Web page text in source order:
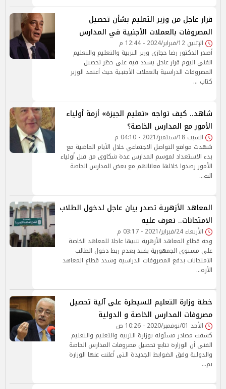
قرار عاجل من وزير التعليم بشأن تحصيل
المصروفات بالعملات الأجنبية في المدارس
الإثنين 12/فبراير/2024 - 12:44 م
أصدر الدكتور رضا حجازي وزير التربية والتعليم والتعليم
الفني اليوم قرار عاجل يشدد فيه على حظر تحصيل
المصروفات الدراسية بالعملات الأجنبية حيث أعتمد الوزير
كتاب …
شاهد.. كيف تواجه «تعليم الجيزة» أزمة أولياء
الأمور مع المدارس الخاصة؟
السبت 18/سبتمبر/2021 - 04:10 م
شهدت مواقع التواصل الاجتماعي خلال الأيام الماضية مع
بدء الاستعداد لموسم المدارس عدة شكاوى من قبل أولياء
الأمور رصدوا خلالها معاناتهم مع بعض المدارس الخاصة
الت…
المعاهد الأزهرية تصدر بيان عاجل لدخول الطلاب
الامتحانات.. تعرف عليه
الأربعاء 24/فبراير/2021 - 03:17 م
وجه قطاع المعاهد الأزهرية تنبيها عاجلا للمعاهد الخاصة
على مستوى الجمهورية يفيد بعدم ربط دخول الطالب
الامتحانات بدفع المصروفات الدراسية وشدد قطاع المعاهد
الأزه…
خطة وزارة التعليم للسيطرة على آلية تحصيل
مصروفات المدارس الخاصة و الدولية
الأحد 01/نوفمبر/2020 - 10:26 ص
كشفت مصادر مسئولة بوزارة التربية والتعليم والتعليم
الفنى أن الوزارة تتابع تحصيل مصروفات المدارس الخاصة
والدولية وفق الضوابط الجديدة التى أعلنت عنها الوزارة
بم…